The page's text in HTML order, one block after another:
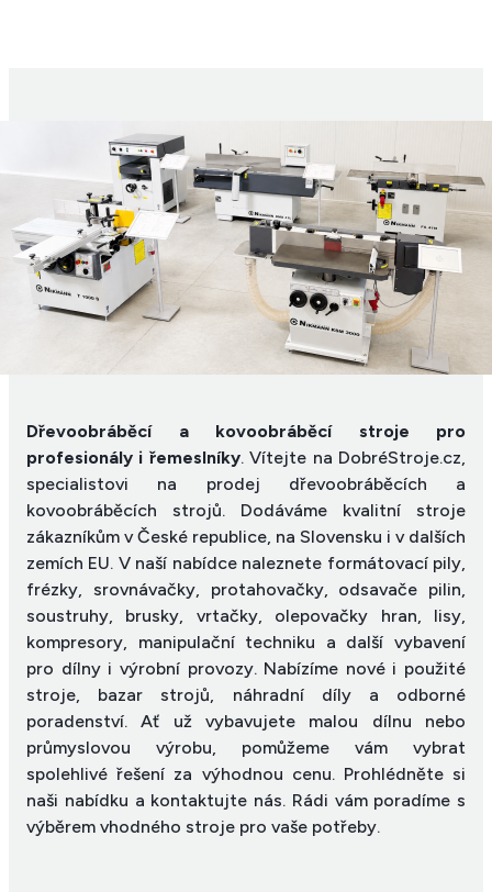
Dřevoobráběcí a kovoobráběcí stroje pro
profesionály i řemeslníky. Vítejte na DobréStroje.cz,
specialistovi na prodej dřevoobráběcích a
kovoobráběcích strojů. Dodáváme kvalitní stroje
zákazníkům v České republice, na Slovensku i v dalších
zemích EU. V naší nabídce naleznete formátovací pily,
frézky, srovnávačky, protahovačky, odsavače pilin,
soustruhy, brusky, vrtačky, olepovačky hran, lisy,
kompresory, manipulační techniku a další vybavení
pro dílny i výrobní provozy. Nabízíme nové i použité
stroje, bazar strojů, náhradní díly a odborné
poradenství. Ať už vybavujete malou dílnu nebo
průmyslovou výrobu, pomůžeme vám vybrat
spolehlivé řešení za výhodnou cenu. Prohlédněte si
naši nabídku a kontaktujte nás. Rádi vám poradíme s
výběrem vhodného stroje pro vaše potřeby.